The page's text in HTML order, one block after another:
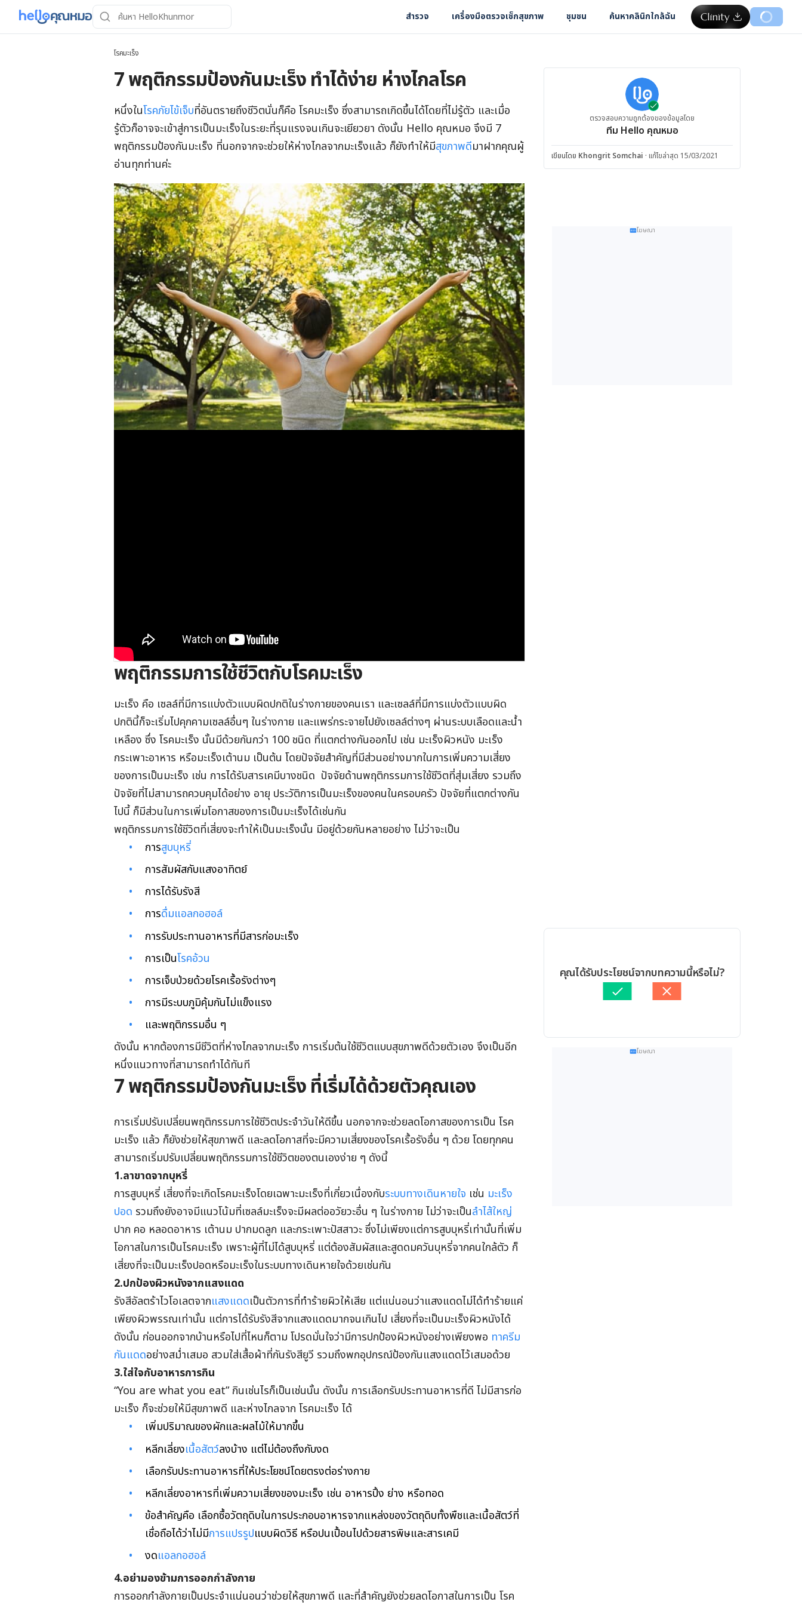
สำรวจ เครื่องมือตรวจเช็กสุขภาพ ชุมชน ค้นหาคลินิกใกล้ฉัน
โรคมะเร็ง
7 พฤติกรรมป้องกันมะเร็ง ทำได้ง่าย ห่างไกลโรค
หนึ่งในโรคภัยไข้เจ็บที่อันตรายถึงชีวิตนั่นก็คือ โรคมะเร็ง ซึ่งสามารถเกิดขึ้นได้โดยที่ไม่รู้ตัว และเมื่อ
รู้ตัวก็อาจจะเข้าสู่การเป็นมะเร็งในระยะที่รุนแรงจนเกินจะเยียวยา ดังนั้น Hello คุณหมอ จึงมี 7
พฤติกรรมป้องกันมะเร็ง ที่นอกจากจะช่วยให้ห่างไกลจากมะเร็งแล้ว ก็ยังทำให้มีสุขภาพดีมาฝากคุณผู้
อ่านทุกท่านค่ะ
พฤติกรรมการใช้ชีวิตกับโรคมะเร็ง
มะเร็ง คือ เซลล์ที่มีการแบ่งตัวแบบผิดปกติในร่างกายของคนเรา และเซลล์ที่มีการแบ่งตัวแบบผิด
ปกตินี้ก็จะเริ่มไปคุกคามเซลล์อื่นๆ ในร่างกาย และแพร่กระจายไปยังเซลล์ต่างๆ ผ่านระบบเลือดและน้ำ
เหลือง ซึ่ง โรคมะเร็ง นั้นมีด้วยกันกว่า 100 ชนิด ที่แตกต่างกันออกไป เช่น มะเร็งผิวหนัง มะเร็ง
กระเพาะอาหาร หรือมะเร็งเต้านม เป็นต้น โดยปัจจัยสำคัญที่มีส่วนอย่างมากในการเพิ่มความเสี่ยง
ของการเป็นมะเร็ง เช่น การได้รับสารเคมีบางชนิด ปัจจัยด้านพฤติกรรมการใช้ชีวิตที่สุ่มเสี่ยง รวมถึง
ปัจจัยที่ไม่สามารถควบคุมได้อย่าง อายุ ประวัติการเป็นมะเร็งของคนในครอบครัว ปัจจัยที่แตกต่างกัน
ไปนี้ ก็มีส่วนในการเพิ่มโอกาสของการเป็นมะเร็งได้เช่นกัน
พฤติกรรมการใช้ชีวิตที่เสี่ยงจะทำให้เป็นมะเร็งนั้น มีอยู่ด้วยกันหลายอย่าง ไม่ว่าจะเป็น
การสูบบุหรี่
การสัมผัสกับแสงอาทิตย์
การได้รับรังสี
การดื่มแอลกอฮอล์
การรับประทานอาหารที่มีสารก่อมะเร็ง
การเป็นโรคอ้วน
การเจ็บป่วยด้วยโรคเรื้อรังต่างๆ
การมีระบบภูมิคุ้มกันไม่แข็งแรง
และพฤติกรรมอื่น ๆ
ดังนั้น หากต้องการมีชีวิตที่ห่างไกลจากมะเร็ง การเริ่มต้นใช้ชีวิตแบบสุขภาพดีด้วยตัวเอง จึงเป็นอีก
หนึ่งแนวทางที่สามารถทำได้ทันที
7 พฤติกรรมป้องกันมะเร็ง ที่เริ่มได้ด้วยตัวคุณเอง
การเริ่มปรับเปลี่ยนพฤติกรรมการใช้ชีวิตประจำวันให้ดีขึ้น นอกจากจะช่วยลดโอกาสของการเป็น โรค
มะเร็ง แล้ว ก็ยังช่วยให้สุขภาพดี และลดโอกาสที่จะมีความเสี่ยงของโรคเรื้อรังอื่น ๆ ด้วย โดยทุกคน
สามารถเริ่มปรับเปลี่ยนพฤติกรรมการใช้ชีวิตของตนเองง่าย ๆ ดังนี้
1.ลาขาดจากบุหรี่
การสูบบุหรี่ เสี่ยงที่จะเกิดโรคมะเร็งโดยเฉพาะมะเร็งที่เกี่ยวเนื่องกับระบบทางเดินหายใจ เช่น มะเร็ง
ปอด รวมถึงยังอาจมีแนวโน้มที่เซลล์มะเร็งจะมีผลต่ออวัยวะอื่น ๆ ในร่างกาย ไม่ว่าจะเป็นลำไส้ใหญ่
ปาก คอ หลอดอาหาร เต้านม ปากมดลูก และกระเพาะปัสสาวะ ซึ่งไม่เพียงแต่การสูบบุหรี่เท่านั้นที่เพิ่ม
โอกาสในการเป็นโรคมะเร็ง เพราะผู้ที่ไม่ได้สูบบุหรี่ แต่ต้องสัมผัสและสูดดมควันบุหรี่จากคนใกล้ตัว ก็
เสี่ยงที่จะเป็นมะเร็งปอดหรือมะเร็งในระบบทางเดินหายใจด้วยเช่นกัน
2.ปกป้องผิวหนังจากแสงแดด
รังสีอัลตร้าไวโอเลตจากแสงแดดเป็นตัวการที่ทำร้ายผิวให้เสีย แต่แน่นอนว่าแสงแดดไม่ได้ทำร้ายแค่
เพียงผิวพรรณเท่านั้น แต่การได้รับรังสีจากแสงแดดมากจนเกินไป เสี่ยงที่จะเป็นมะเร็งผิวหนังได้
ดังนั้น ก่อนออกจากบ้านหรือไปที่ไหนก็ตาม โปรดมั่นใจว่ามีการปกป้องผิวหนังอย่างเพียงพอ ทาครีม
กันแดดอย่างสม่ำเสมอ สวมใส่เสื้อผ้าที่กันรังสียูวี รวมถึงพกอุปกรณ์ป้องกันแสงแดดไว้เสมอด้วย
3.ใส่ใจกับอาหารการกิน
“You are what you eat” กินเช่นไรก็เป็นเช่นนั้น ดังนั้น การเลือกรับประทานอาหารที่ดี ไม่มีสารก่อ
มะเร็ง ก็จะช่วยให้มีสุขภาพดี และห่างไกลจาก โรคมะเร็ง ได้
เพิ่มปริมาณของผักและผลไม้ให้มากขึ้น
หลีกเลี่ยงเนื้อสัตว์ลงบ้าง แต่ไม่ต้องถึงกับงด
เลือกรับประทานอาหารที่ให้ประโยชน์โดยตรงต่อร่างกาย
หลีกเลี่ยงอาหารที่เพิ่มความเสี่ยงของมะเร็ง เช่น อาหารปิ้ง ย่าง หรือทอด
ข้อสำคัญคือ เลือกซื้อวัตถุดิบในการประกอบอาหารจากแหล่งของวัตถุดิบทั้งพืชและเนื้อสัตว์ที่
เชื่อถือได้ว่าไม่มีการแปรรูปแบบผิดวิธี หรือปนเปื้อนไปด้วยสารพิษและสารเคมี
งดแอลกอฮอล์
4.อย่ามองข้ามการออกกำลังกาย
การออกกำลังกายเป็นประจำแน่นอนว่าช่วยให้สุขภาพดี และที่สำคัญยังช่วยลดโอกาสในการเป็น โรค
ตรวจสอบความถูกต้องของข้อมูลโดย
ทีม Hello คุณหมอ
เขียนโดย Khongrit Somchai · แก้ไขล่าสุด 15/03/2021
โฆษณา
คุณได้รับประโยชน์จากบทความนี้หรือไม่?
โฆษณา